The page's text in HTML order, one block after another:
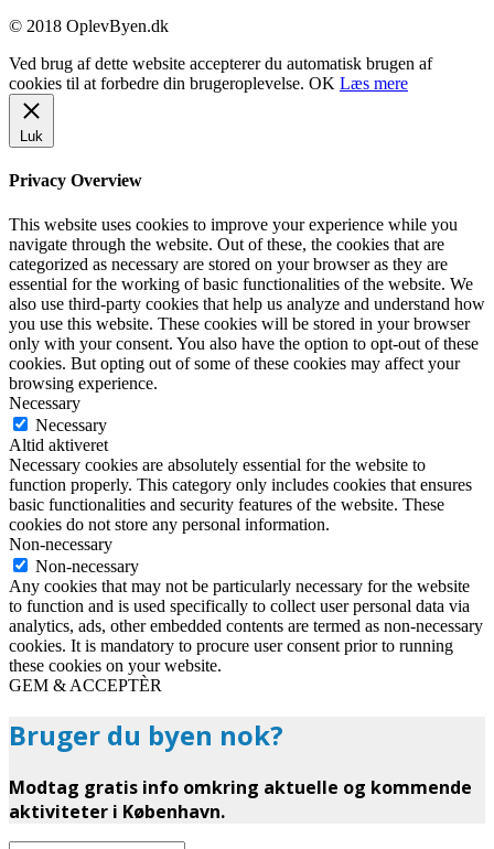
© 2018 OplevByen.dk
Ved brug af dette website accepterer du automatisk brugen af
cookies til at forbedre din brugeroplevelse. OK Læs mere
Luk
Privacy Overview
This website uses cookies to improve your experience while you
navigate through the website. Out of these, the cookies that are
categorized as necessary are stored on your browser as they are
essential for the working of basic functionalities of the website. We
also use third-party cookies that help us analyze and understand how
you use this website. These cookies will be stored in your browser
only with your consent. You also have the option to opt-out of these
cookies. But opting out of some of these cookies may affect your
browsing experience.
Necessary
Necessary
Altid aktiveret
Necessary cookies are absolutely essential for the website to
function properly. This category only includes cookies that ensures
basic functionalities and security features of the website. These
cookies do not store any personal information.
Non-necessary
Non-necessary
Any cookies that may not be particularly necessary for the website
to function and is used specifically to collect user personal data via
analytics, ads, other embedded contents are termed as non-necessary
cookies. It is mandatory to procure user consent prior to running
these cookies on your website.
GEM & ACCEPTÈR
Bruger du byen nok?
Modtag gratis info omkring aktuelle og kommende
aktiviteter i København.